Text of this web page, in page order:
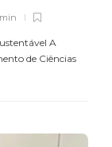
A
de Ciências